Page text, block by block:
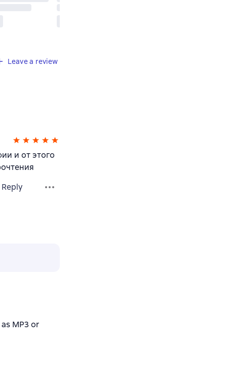
Leave a review
и от этого
Reply
MP3 or